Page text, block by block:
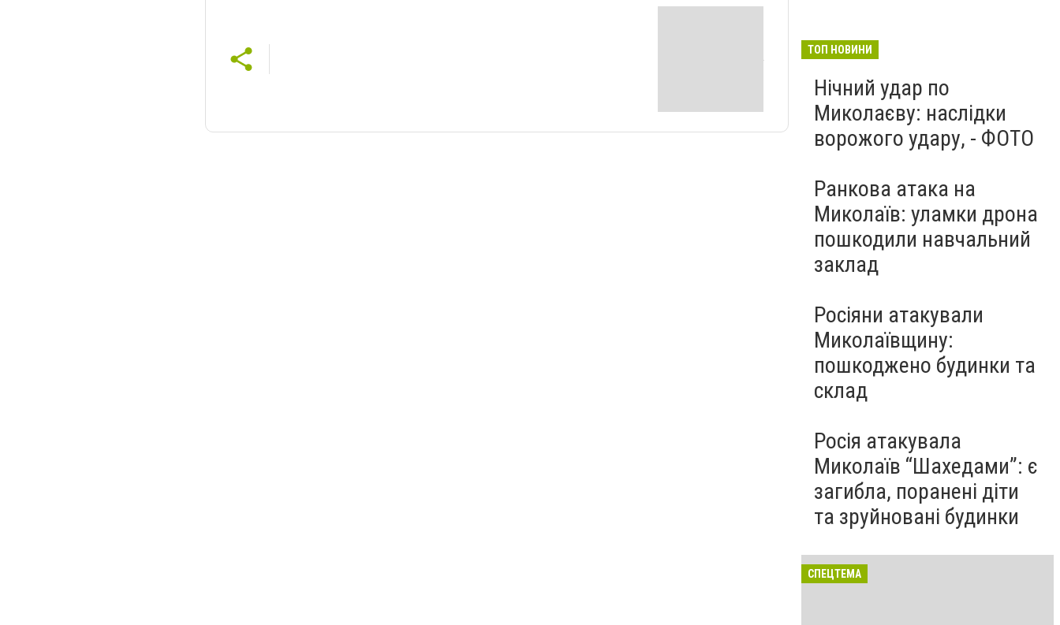
ТОП НОВИНИ
Нічний удар по
Миколаєву: наслідки
ворожого удару, - ФОТО
Ранкова атака на
Миколаїв: уламки дрона
пошкодили навчальний
заклад
Росіяни атакували
Миколаївщину:
пошкоджено будинки та
склад
Росія атакувала
Миколаїв “Шахедами”: є
загибла, поранені діти
та зруйновані будинки
СПЕЦТЕМА